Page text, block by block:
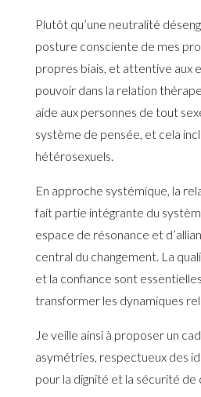
Plutôt qu’une neutralité
posture consciente de mes
propres biais, et attentive aux
pouvoir dans la relation
aide aux personnes de tout
système de pensée, et cela
hétérosexuels.
En approche systémique, la
fait partie intégrante du
espace de résonance et
central du changement. La
et la confiance sont
transformer les dynamiques
Je veille ainsi à proposer un
asymétries, respectueux des
pour la dignité et la sécurité de